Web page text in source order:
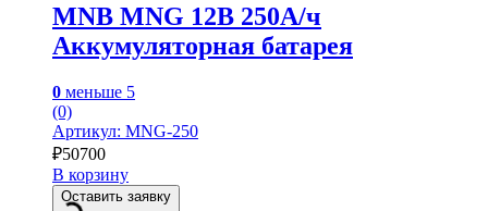
MNB MNG 12В 250А/ч
Аккумуляторная батарея
0 меньше 5
(0)
Артикул: MNG-250
₽50700
В корзину
Оставить заявку